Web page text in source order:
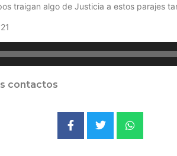
traigan algo de Justicia a estos parajes
contactos